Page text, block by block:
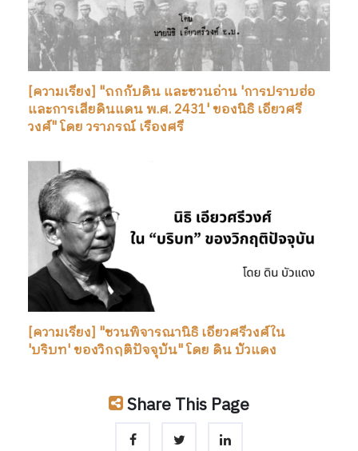
[ความเรียง] "ถกกับดิน และชวนอ่าน 'การปราบฮ่อ
และการเสียดินแดน พ.ศ. 2431' ของนิธิ เอียวศรี
วงศ์" โดย วราภรณ์ เรืองศรี
[ความเรียง] "ชวนพิจารณานิธิ เอียวศรีวงศ์ใน
'บริบท' ของวิกฤติปัจจุบัน" โดย ดิน บัวแดง
Share This Page